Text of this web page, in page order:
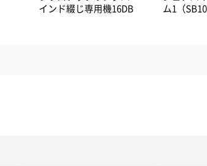
インド綴じ専用機16DB
ム1（